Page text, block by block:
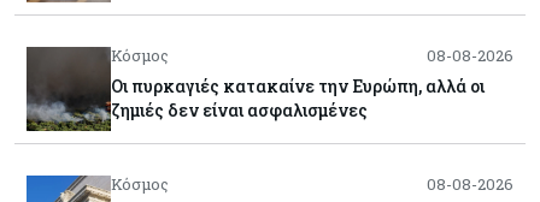
Κόσμος 08-08-2026
Οι πυρκαγιές κατακαίνε την Ευρώπη, αλλά οι
ζημιές δεν είναι ασφαλισμένες
Κόσμος 08-08-2026